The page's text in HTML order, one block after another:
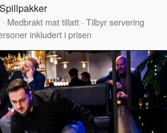
· Medbrakt mat tillatt · Tilbyr servering
inkludert i prisen